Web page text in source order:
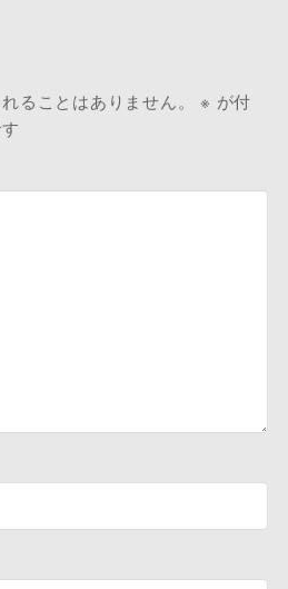
ることはありません。 ※ が付